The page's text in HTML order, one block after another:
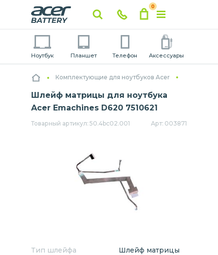
0
Ноутбук Планшет Телефон Аксессуары
Комплектующие для ноутбуков Acer
Шлейф матрицы для ноутбука
Acer Emachines D620 7510621
Товарный артикул: 50.4bc02.001 Арт: 003871
Тип шлейфа Шлейф матрицы